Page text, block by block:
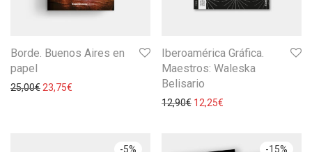
Borde. Buenos Aires en
papel
25,00€23,75€
Iberoamérica Gráfica.
Maestros: Waleska
Belisario
12,90€ 12,25€
-5% -15%